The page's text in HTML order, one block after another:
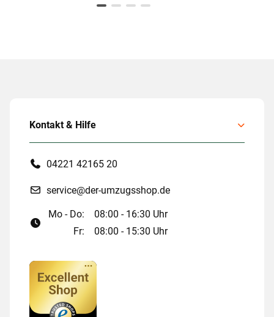
Kontakt & Hilfe
04221 42165 20
service@der-umzugsshop.de
Mo - Do:
08:00 - 16:30 Uhr
Fr:
08:00 - 15:30 Uhr